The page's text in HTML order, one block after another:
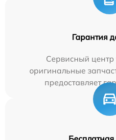
Гарантия
Сервисный центр
оригинальные
предоставляет